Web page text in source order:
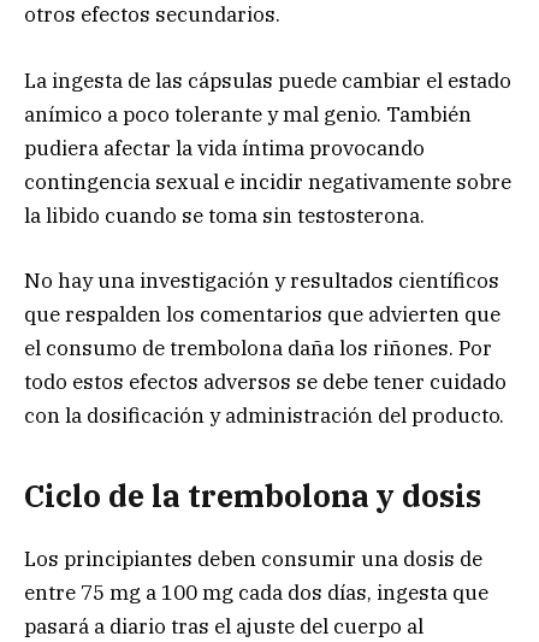
otros efectos secundarios.
La ingesta de las cápsulas puede cambiar el estado
anímico a poco tolerante y mal genio. También
pudiera afectar la vida íntima provocando
contingencia sexual e incidir negativamente sobre
la libido cuando se toma sin testosterona.
No hay una investigación y resultados científicos
que respalden los comentarios que advierten que
el consumo de trembolona daña los riñones. Por
todo estos efectos adversos se debe tener cuidado
con la dosificación y administración del producto.
Ciclo de la trembolona y dosis
Los principiantes deben consumir una dosis de
entre 75 mg a 100 mg cada dos días, ingesta que
pasará a diario tras el ajuste del cuerpo al